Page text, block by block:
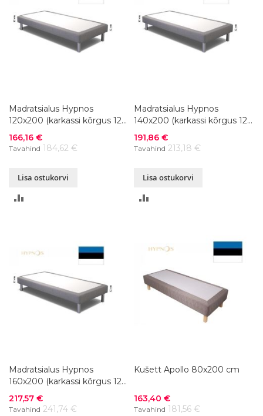
Madratsialus Hypnos
120x200 (karkassi kõrgus 12
cm)
Soodushind
166,16 €
Tavahind 184,62 €
Lisa ostukorvi
Madratsialus Hypnos
140x200 (karkassi kõrgus 12
cm)
Soodushind
191,86 €
Tavahind 213,18 €
Lisa ostukorvi
Madratsialus Hypnos
160x200 (karkassi kõrgus 12
cm)
Soodushind
217,57 €
Tavahind 241,74 €
Kušett Apollo 80x200 cm
Soodushind
163,40 €
Tavahind 181,56 €